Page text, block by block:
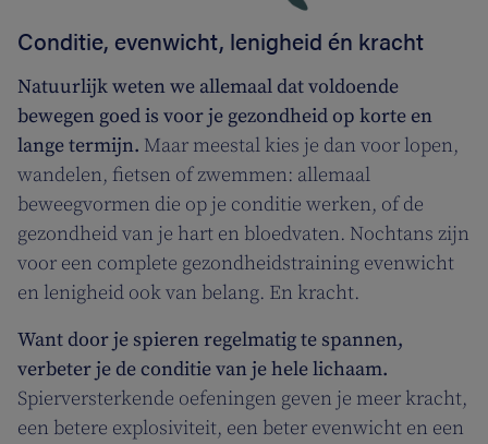
Conditie, evenwicht, lenigheid én kracht
Natuurlijk weten we allemaal dat voldoende
bewegen goed is voor je gezondheid op korte en
lange termijn. Maar meestal kies je dan voor lopen,
wandelen, fietsen of zwemmen: allemaal
beweegvormen die op je conditie werken, of de
gezondheid van je hart en bloedvaten. Nochtans zijn
voor een complete gezondheidstraining evenwicht
en lenigheid ook van belang. En kracht.
Want door je spieren regelmatig te spannen,
verbeter je de conditie van je hele lichaam.
Spierversterkende oefeningen geven je meer kracht,
een betere explosiviteit, een beter evenwicht en een